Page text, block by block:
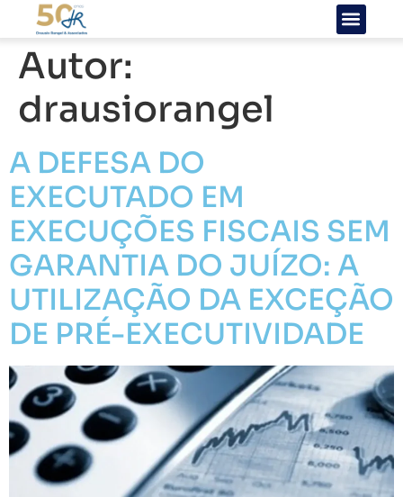
Autor:
drausiorangel
A DEFESA DO
EXECUTADO EM
EXECUÇÕES FISCAIS SEM
GARANTIA DO JUÍZO: A
UTILIZAÇÃO DA EXCEÇÃO
DE PRÉ-EXECUTIVIDADE